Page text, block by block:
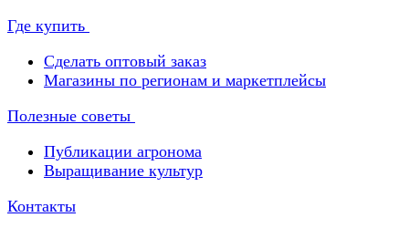
Где купить
Сделать оптовый заказ
Магазины по регионам и маркетплейсы
Полезные советы
Публикации агронома
Выращивание культур
Контакты